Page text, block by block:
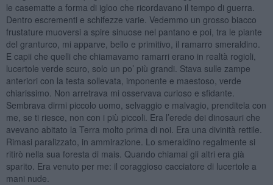
le casematte a forma di igloo che ricordavano il tempo di guerra.
Dentro escrementi e schifezze varie. Vedemmo un grosso biacco
frustature muoversi a spire sinuose nel pantano e poi, tra le piante
del granturco, mi apparve, bello e primitivo, il ramarro smeraldino.
E capii che quelli che chiamavamo ramarri erano in realtà rogioli,
lucertole verde scuro, solo un po’ più grandi. Stava sulle zampe
anteriori con la testa sollevata, imponente e maestoso, verde
chiarissimo. Non arretrava mi osservava curioso e sfidante.
Sembrava dirmi piccolo uomo, selvaggio e malvagio, prenditela con
me, se ti riesce, non con i più piccoli. Era l’erede dei dinosauri che
avevano abitato la Terra molto prima di noi. Era una divinità rettile.
Rimasi paralizzato, in ammirazione. Lo smeraldino regalmente si
ritirò nella sua foresta di mais. Quando chiamai gli altri era già
sparito. Era venuto per me: il coraggioso cacciatore di lucertole a
mani nude.